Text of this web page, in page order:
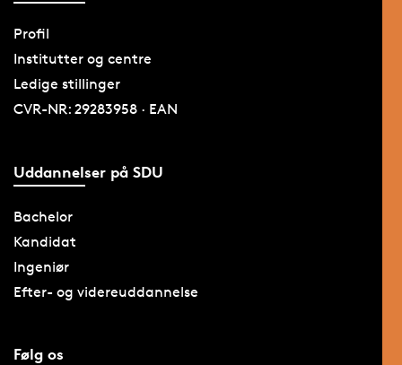
Profil
Institutter og centre
Ledige stillinger
CVR-NR: 29283958 · EAN
Uddannelser på SDU
Bachelor
Kandidat
Ingeniør
Efter- og videreuddannelse
Følg os